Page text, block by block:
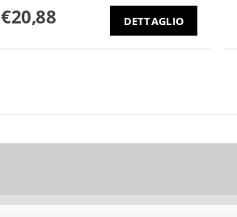
€20,88 DETTAGLIO